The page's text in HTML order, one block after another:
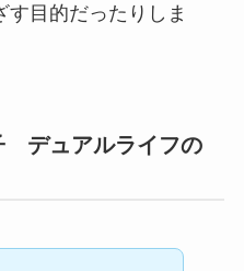
す目的だったりしま
デュアルライフの